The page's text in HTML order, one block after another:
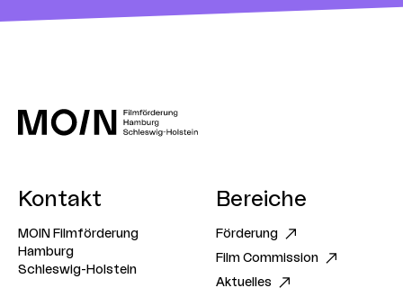
Kontakt
MOIN Filmförderung
Hamburg
Schleswig-Holstein
Bereiche
Förderung
Film Commission
Aktuelles